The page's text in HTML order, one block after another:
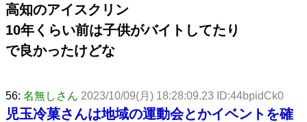
高知のアイスクリン
10年くらい前は子供がバイトしてたり
で良かったけどな
56: 名無しさん 2023/10/09(月) 18:28:09.23 ID:44bpidCk0
児玉冷菓さんは地域の運動会とかイベントを確